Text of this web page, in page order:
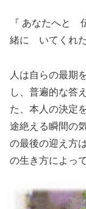
『 あなたへと
緒に いてくれた
人は自らの最期
し、普遍的な答
た、本人の決定
途絶える瞬間の
の最後の迎え方
の生き方によっ